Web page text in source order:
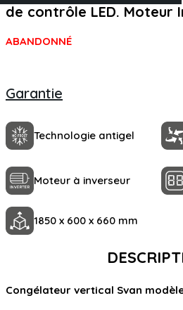
de contrôle LED. Moteur
ABANDONNÉ
Garantie
Technologie antigel
Moteur à inverseur
1850 x 600 x 660 mm
Congélateur vertical Svan modèle